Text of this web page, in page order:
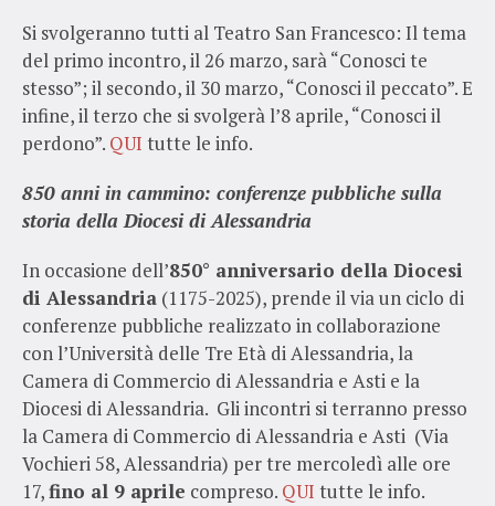
Si svolgeranno tutti al Teatro San Francesco: Il tema
del primo incontro, il 26 marzo, sarà “Conosci te
stesso”; il secondo, il 30 marzo, “Conosci il peccato”. E
infine, il terzo che si svolgerà l’8 aprile, “Conosci il
perdono”. QUI tutte le info.
850 anni in cammino: conferenze pubbliche sulla
storia della Diocesi di Alessandria
In occasione dell’850° anniversario della Diocesi
di Alessandria (1175-2025), prende il via un ciclo di
conferenze pubbliche realizzato in collaborazione
con l’Università delle Tre Età di Alessandria, la
Camera di Commercio di Alessandria e Asti e la
Diocesi di Alessandria. Gli incontri si terranno presso
la Camera di Commercio di Alessandria e Asti (Via
Vochieri 58, Alessandria) per tre mercoledì alle ore
17,fino al 9 aprile compreso. QUI tutte le info.